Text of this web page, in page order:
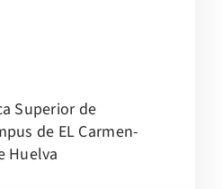
Superior de
de EL Carmen-
Huelva